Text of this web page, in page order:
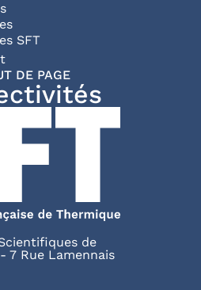
SFT
page
DE PAGE
de
7 Rue Lamennais